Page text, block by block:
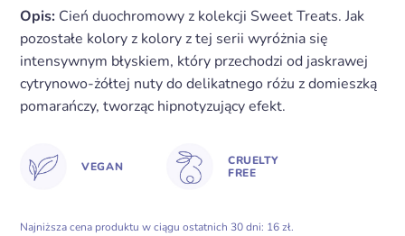
Opis: Cień duochromowy z kolekcji Sweet Treats. Jak
pozostałe kolory z kolory z tej serii wyróżnia się
intensywnym błyskiem, który przechodzi od jaskrawej
cytrynowo-żółtej nuty do delikatnego różu z domieszką
pomarańczy, tworząc hipnotyzujący efekt.
VEGAN
CRUELTY
FREE
Najniższa cena produktu w ciągu ostatnich 30 dni: 16 zł.